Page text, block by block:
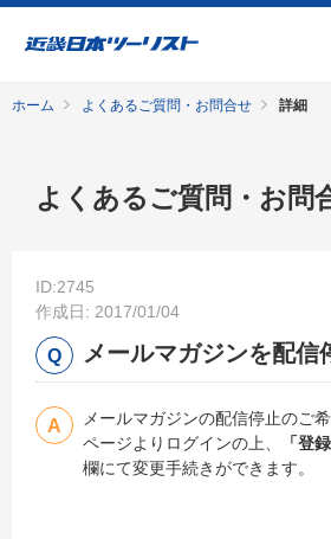
ホーム よくあるご質問・お問合せ 詳細
よくあるご質問・お問
ID:2745
作成日: 2017/01/04
メールマガジンを配信
メールマガジンの配信停止のご
ページよりログインの上、
「登
欄にて変更手続きができます。